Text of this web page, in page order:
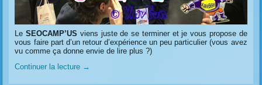
LeSEOCAMP’US viens juste de se terminer et je vous propose de
vous faire part d’un retour d’expérience un peu particulier (vous avez
vu comme ça donne envie de lire plus ?)
Continuer la lecture →